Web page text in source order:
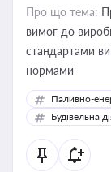
Про що тема:
вимог до
стандартами
нормами
Паливно-
Будівельна